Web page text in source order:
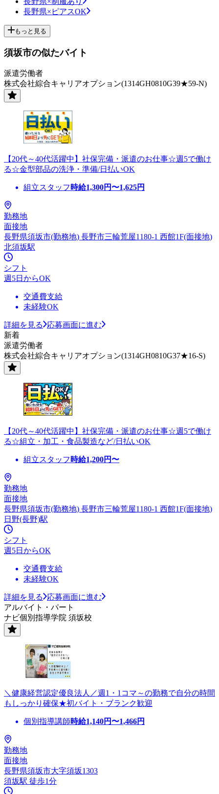
長野県×ピアスOK
もっと見る
須坂市の似たバイト
派遣労働者
株式会社綜合キャリアオプション(1314GH0810G39★59-N)
【20代～40代活躍中】社保完備・派遣のお仕事☆週5で働け
る☆金型部品の洗浄・準備/日払いOK
組立スタッフ 時給1,300円〜1,625円
勤務地
面接地
長野県須坂市(勤務地) 長野市三輪荒屋1180-1 西館1F(面接地)
北須坂駅
シフト
週5日からOK
交通費支給
未経験OK
詳細を見る
応募画面に進む
新着
派遣労働者
株式会社綜合キャリアオプション(1314GH0810G37★16-S)
【20代～40代活躍中】社保完備・派遣のお仕事☆週5で働け
る☆組立・加工・食品製造など/日払いOK
組立スタッフ 時給1,200円〜
勤務地
面接地
長野県須坂市(勤務地) 長野市三輪荒屋1180-1 西館1F(面接地)
日野(長野)駅
シフト
週5日からOK
交通費支給
未経験OK
詳細を見る
応募画面に進む
アルバイト・パート
ナビ個別指導学院 須坂校
＼健康経営認定優良法人／週1・1コマ～の勤務で自分の時間
もしっかり確保★初バイト・ブランク歓迎
個別指導講師時給1,140円〜1,466円
勤務地
面接地
長野県須坂市大字須坂1303
須坂駅 徒歩1分